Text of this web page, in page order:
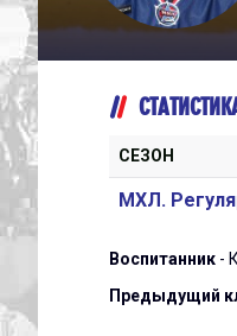
СЕЗОН
МХЛ.
Воспитанник -
Предыдущий